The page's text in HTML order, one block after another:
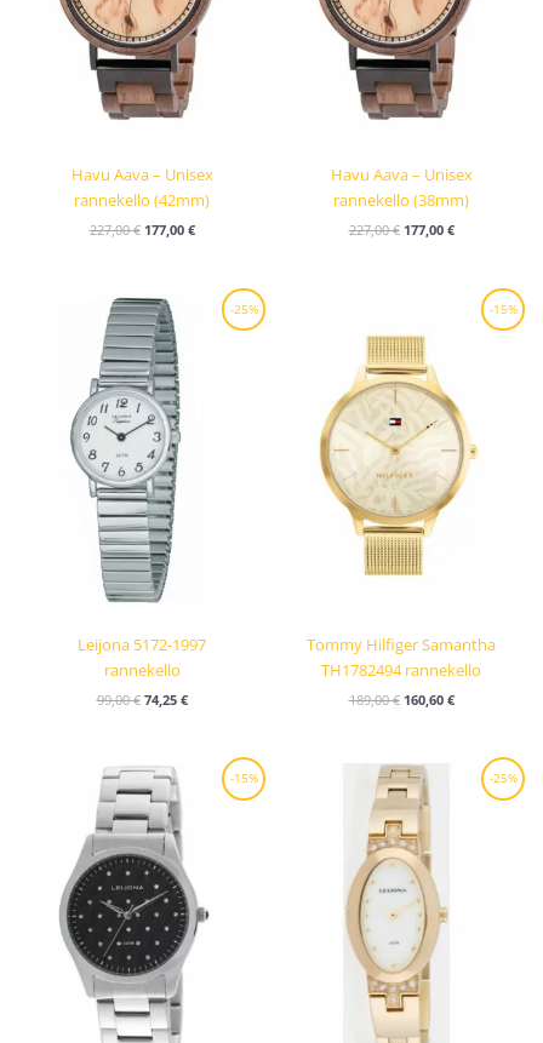
Havu Aava – Unisex
rannekello (42mm)
227,00€ 177,00 €
Havu Aava – Unisex
rannekello (38mm)
227,00€ 177,00 €
-25%
Leijona 5172-1997
rannekello
99,00€
Alkuperäinen
hinta
oli:
99,00 €.
74,25 €
Nykyinen
-15%
Tommy Hilfiger Samantha
TH1782494 rannekello
189,00€
Alkuperäinen
oli:
189,00 €.
160,60 €
Nykyinen
hinta
-15%
Alkuperäinen
hinta
oli:
79,00 €.
Nykyinen
-25%
Alkuperäinen
hinta
oli:
99,00 €.
Nykyinen